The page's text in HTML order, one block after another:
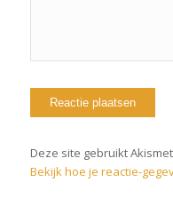
Deze site gebruikt
Bekijk hoe je reactie-